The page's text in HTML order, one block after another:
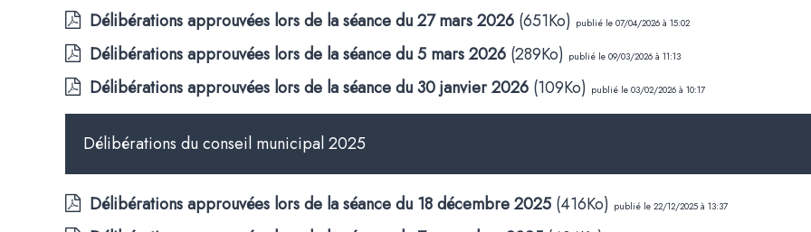
Délibérations approuvées lors de la séance du 27 mars 2026 (651Ko) publié le 07/04/2026 à 15:02
Délibérations approuvées lors de la séance du 5 mars 2026 (289Ko) publié le 09/03/2026 à 11:13
Délibérations approuvées lors de la séance du 30 janvier 2026 (109Ko) publié le 03/02/2026 à 10:17
Délibérations du conseil municipal 2025
Délibérations approuvées lors de la séance du 18 décembre 2025 (416Ko) publié le 22/12/2025 à 13:37